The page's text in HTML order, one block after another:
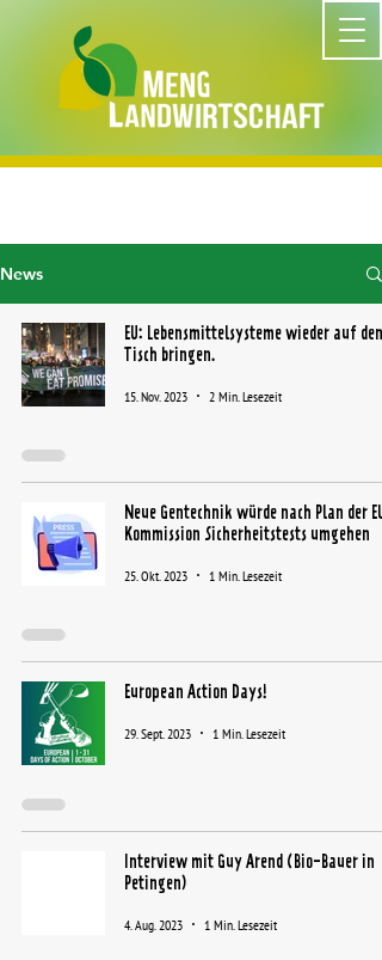
News
EU: Lebensmittelsysteme wieder auf den
Tisch bringen.
15. Nov. 2023 2 Min. Lesezeit
Neue Gentechnik würde nach Plan der
Kommission Sicherheitstests umgehen
25. Okt. 2023 1 Min. Lesezeit
European Action Days!
29. Sept. 2023 1 Min. Lesezeit
Interview mit Guy Arend (Bio-Bauer in
Petingen)
4. Aug. 2023 1 Min. Lesezeit